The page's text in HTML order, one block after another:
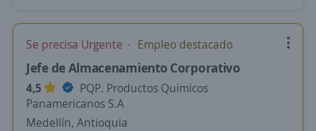
Se precisa Urgente Empleo destacado
Jefe de Almacenamiento Corporativo
4,5
PQP. Productos Quimicos
Panamericanos S.A
Medellín, Antioquia